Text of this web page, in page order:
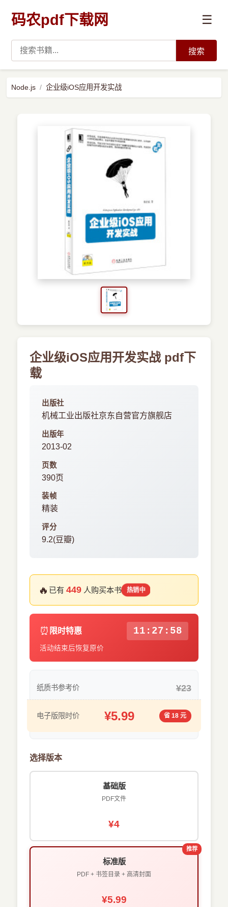
码农pdf下载网 ☰
预订书籍
搜索
Node.js 企业级iOS应用开发实战
企业级iOS应用开发实战 pdf下
载
出版社
机械工业出版社京东自营官方旗舰店
出版年
2013-02
页数
390页
装帧
精装
评分
9.2(豆瓣)
🔥 已有449 人购买本书 热销中
⏰ 限时特惠 11:27:58
活动结束后恢复原价
纸质书参考价 ¥23
电子版限时价 ¥5.99 省 18 元
选择版本
基础版
PDF文件
¥4
推荐
标准版
PDF + 书签目录 + 高清封面
¥5.99